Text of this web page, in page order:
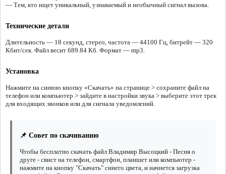
— Тем, кто ищет уникальный, узнаваемый и необычный сигнал вызова.
Технические детали
Длительность — 18 секунд, стерео, частота — 44100 Гц, битрейт — 320
Кбит/сек. Файл весит 689.84 Кб. Формат — mp3.
Установка
Нажмите на синюю кнопку «Скачать» на странице > сохраните файл на
телефон или компьютер > зайдите в настройки звука > выберите этот трек
для входящих звонков или для сигнала уведомлений.
📌 Совет по скачиванию
Чтобы бесплатно скачать файл Владимир Высоцкий - Песня о
друге - свист на телефон, смартфон, планшет или компьютер -
нажмите на кнопку "Скачать" синего цвета, и начнется загрузка